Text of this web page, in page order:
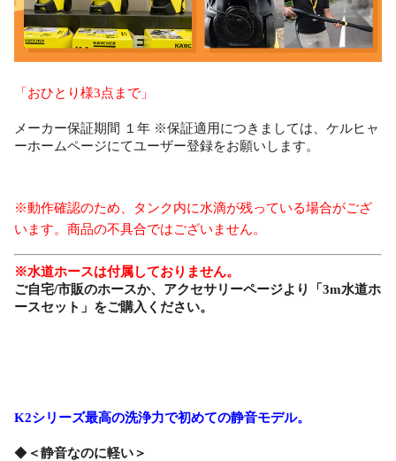
「おひとり様3点まで」
メーカー保証期間 １年 ※保証適用につきましては、ケルヒャ
ーホームページにてユーザー登録をお願いします。
※動作確認のため、タンク内に水滴が残っている場合がござ
います。商品の不具合ではございません。
※水道ホースは付属しておりません。
ご自宅/市販のホースか、アクセサリーページより「3m水道ホ
ースセット」をご購入ください。
K2シリーズ最高の洗浄力で初めての静音モデル。
◆＜静音なのに軽い＞